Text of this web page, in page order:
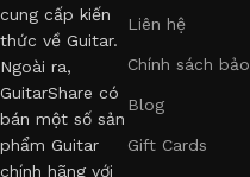
cung cấp kiến
thức về Guitar.
Ngoài ra,
GuitarShare có
bán một số sản
phẩm Guitar
chính hãng với
Liên hệ
Chính sách
Blog
Gift Cards